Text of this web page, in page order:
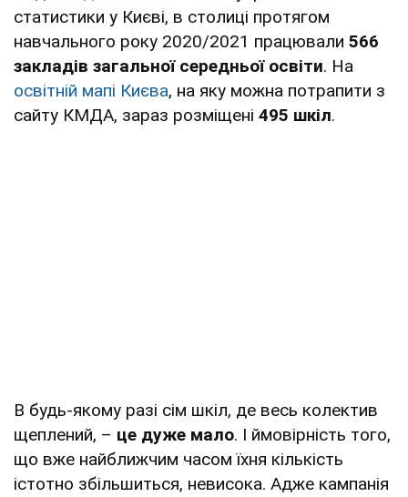
статистики у Києві, в столиці протягом
навчального року 2020/2021 працювали 566
закладів загальної середньої освіти. На
освітній мапі Києва, на яку можна потрапити з
сайту КМДА, зараз розміщені 495 шкіл.
В будь-якому разі сім шкіл, де весь колектив
щеплений, – це дуже мало. І ймовірність того,
що вже найближчим часом їхня кількість
істотно збільшиться, невисока. Адже кампанія